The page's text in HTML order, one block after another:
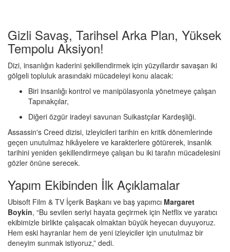
Gizli Savaş, Tarihsel Arka Plan, Yüksek
Tempolu Aksiyon!
Dizi, insanlığın kaderini şekillendirmek için yüzyıllardır savaşan iki
gölgeli topluluk arasındaki mücadeleyi konu alacak:
Biri insanlığı kontrol ve manipülasyonla yönetmeye çalışan
Tapınakçılar,
Diğeri özgür iradeyi savunan Suikastçılar Kardeşliği.
Assassin's Creed dizisi, izleyicileri tarihin en kritik dönemlerinde
geçen unutulmaz hikâyelere ve karakterlere götürerek, insanlık
tarihini yeniden şekillendirmeye çalışan bu iki tarafın mücadelesini
gözler önüne serecek.
Yapım Ekibinden İlk Açıklamalar
Ubisoft Film & TV İçerik Başkanı ve baş yapımcı Margaret
Boykin, “Bu sevilen seriyi hayata geçirmek için Netflix ve yaratıcı
ekibimizle birlikte çalışacak olmaktan büyük heyecan duyuyoruz.
Hem eski hayranlar hem de yeni izleyiciler için unutulmaz bir
deneyim sunmak istiyoruz,” dedi.